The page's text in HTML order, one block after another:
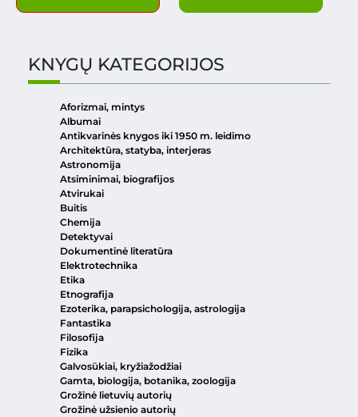
KNYGŲ KATEGORIJOS
Aforizmai, mintys
Albumai
Antikvarinės knygos iki 1950 m. leidimo
Architektūra, statyba, interjeras
Astronomija
Atsiminimai, biografijos
Atvirukai
Buitis
Chemija
Detektyvai
Dokumentinė literatūra
Elektrotechnika
Etika
Etnografija
Ezoterika, parapsichologija, astrologija
Fantastika
Filosofija
Fizika
Galvosūkiai, kryžiažodžiai
Gamta, biologija, botanika, zoologija
Grožinė lietuvių autorių
Grožinė užsienio autorių